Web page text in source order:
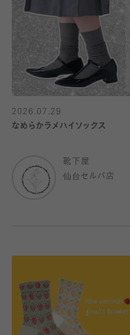
2026.07.29
なめらかラメハイソックス
靴下屋
仙台セルバ店